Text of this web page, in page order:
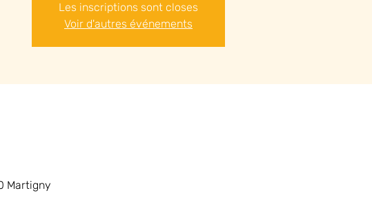
Les inscriptions sont closes
Voir d'autres événements
Martigny